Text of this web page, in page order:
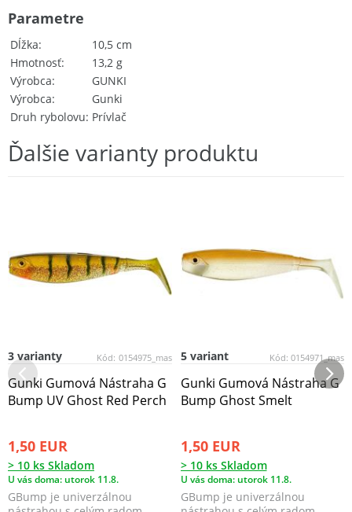
Dĺžka
10,5 cm
Hmotnosť
13,2 g
Výrobca
GUNKI
Výrobca
Gunki
Druh rybolovu Prívlač
Parametre
Ďalšie varianty produktu
Kód: 0154975_mas
3 varianty
Gunki Gumová Nástraha G
Bump UV Ghost Red Perch
1,50 EUR
> 10 ks Skladom
U vás doma: utorok 11.8.
GBump je univerzálnou
Kód: 0154971_mas
5 variant
Gunki Gumová Nástraha G
Bump Ghost Smelt
1,50 EUR
> 10 ks Skladom
U vás doma: utorok 11.8.
GBump je univerzálnou